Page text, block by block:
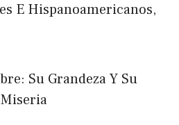
E Hispanoamericanos,